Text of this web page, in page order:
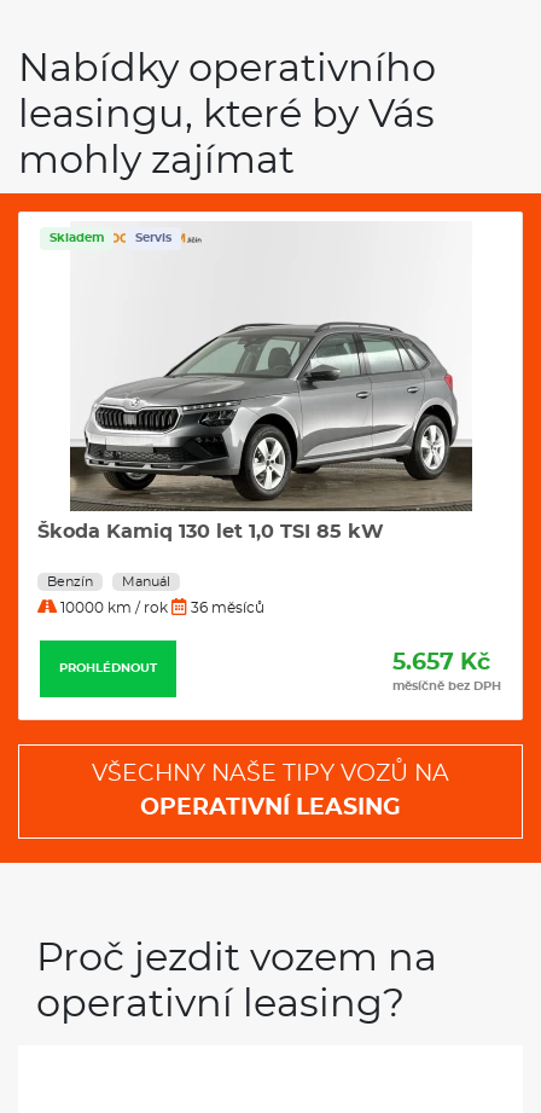
Nabídky operativního
leasingu, které by Vás
mohly zajímat
Skladem Servis
Škoda Kamiq 130 let 1,0 TSI 85 kW
Benzín Manuál
10000 km / rok 36 měsíců
PROHLÉDNOUT 5.657 Kč
měsíčně bez DPH
VŠECHNY NAŠE TIPY VOZŮ NA
OPERATIVNÍ LEASING
Proč jezdit vozem na
operativní leasing?